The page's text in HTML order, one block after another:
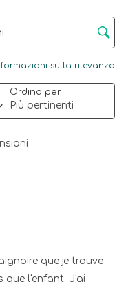
sulla rilevanza
Ordina per
Più pertinenti
que je trouve
que l'enfant. J'ai